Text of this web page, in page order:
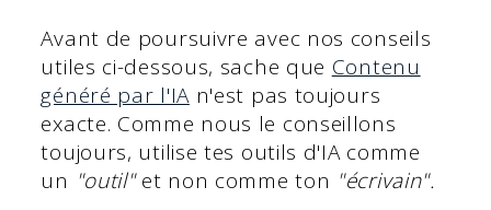
Avant de poursuivre avec nos conseils
utiles ci-dessous, sache que Contenu
généré par l'IAn'est pas toujours
exacte. Comme nous le conseillons
toujours, utilise tes outils d'IA comme
un "outil"et non comme ton "écrivain".